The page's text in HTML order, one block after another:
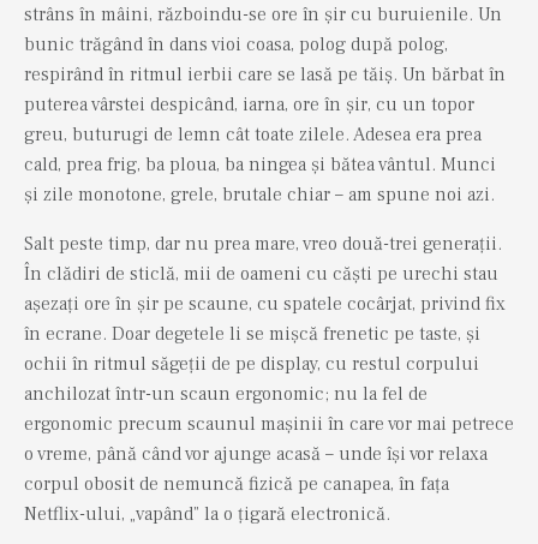
strâns în mâini, războindu-se ore în șir cu buruienile. Un
bunic trăgând în dans vioi coasa, polog după polog,
respirând în ritmul ierbii care se lasă pe tăiș. Un bărbat în
puterea vârstei despicând, iarna, ore în șir, cu un topor
greu, buturugi de lemn cât toate zilele. Adesea era prea
cald, prea frig, ba ploua, ba ningea și bătea vântul. Munci
și zile monotone, grele, brutale chiar – am spune noi azi.
Salt peste timp, dar nu prea mare, vreo două-trei generații.
În clădiri de sticlă, mii de oameni cu căști pe urechi stau
așezați ore în șir pe scaune, cu spatele cocârjat, privind fix
în ecrane. Doar degetele li se mișcă frenetic pe taste, și
ochii în ritmul săgeții de pe display, cu restul corpului
anchilozat într-un scaun ergonomic; nu la fel de
ergonomic precum scaunul mașinii în care vor mai petrece
o vreme, până când vor ajunge acasă – unde își vor relaxa
corpul obosit de nemuncă fizică pe canapea, în fața
Netflix-ului, „vapând” la o țigară electronică.